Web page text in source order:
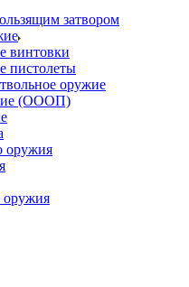
затвором
винтовки
пистолеты
оружие
(ОООП)
оружия
оружия